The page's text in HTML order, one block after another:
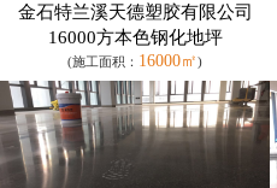
金石特兰溪天德塑胶有限公司
16000方本色钢化地坪
(施工面积： 16000㎡)